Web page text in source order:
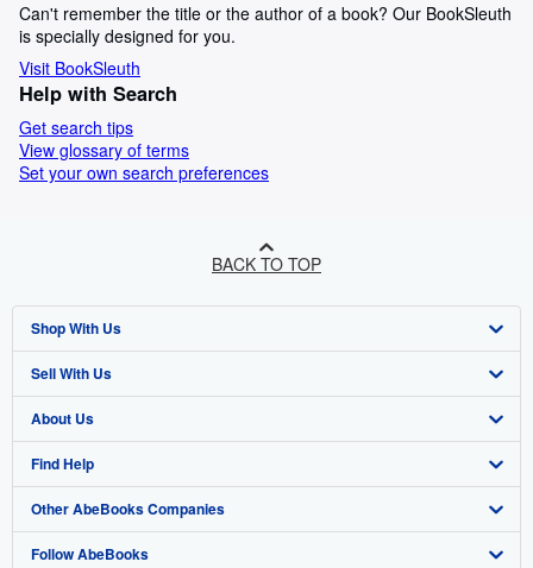
Can't remember the title or the author of a book? Our BookSleuth
is specially designed for you.
Visit BookSleuth
Help with Search
Get search tips
View glossary of terms
Set your own search preferences
BACK TO TOP
Shop With Us
Advanced Search
Browse Collections
My Account
My Orders
View Basket
Sell With Us
Start Selling
Join Our Affiliate Programme
Book Buyback
Refer a seller
About Us
About AbeBooks
Media
Careers
Find Help
Help
Customer Service
Other AbeBooks Companies
AbeBooks.com
Follow AbeBooks